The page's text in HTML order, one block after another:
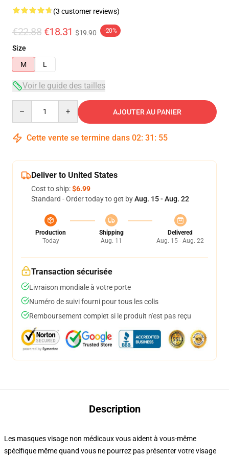
(3 customer reviews)
€22.88 €18.31 $19.90 -20%
Size
M
L
Voir le guide des tailles
AJOUTER AU PANIER
Cette vente se termine dans 02: 31 : 54
Deliver to United States
Cost to ship:$6.99
Standard - Order today to get byAug. 15 - Aug. 22
Production
Today
Shipping
Aug. 11
Delivered
Aug. 15 - Aug. 22
Transaction sécurisée
Livraison mondiale à votre porte
Numéro de suivi fourni pour tous les colis
Remboursement complet si le produit n'est pas reçu
Description
Les masques visage non médicaux vous aident à vous-même
spécifique même quand vous ne pourrez pas présenter votre visage